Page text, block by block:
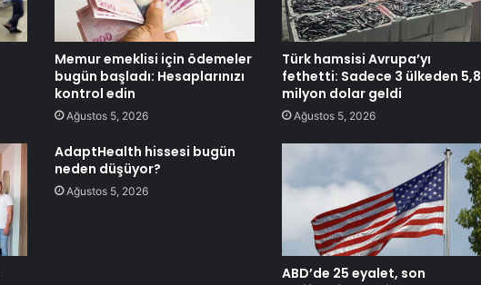
Memur emeklisi için ödemeler
bugün başladı: Hesaplarınızı
kontrol edin
Ağustos 5, 2026
Türk hamsisi Avrupa’yı
fethetti: Sadece 3 ülkeden 5,8
milyon dolar geldi
Ağustos 5, 2026
AdaptHealth hissesi bugün
neden düşüyor?
Ağustos 5, 2026
ABD’de 25 eyalet, son